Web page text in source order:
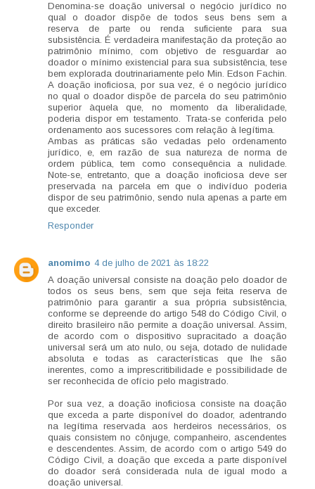
Denomina-se doação universal o negócio jurídico no
qual o doador dispõe de todos seus bens sem a
reserva de parte ou renda suficiente para sua
subsistência. É verdadeira manifestação da proteção ao
patrimônio mínimo, com objetivo de resguardar ao
doador o mínimo existencial para sua subsistência, tese
bem explorada doutrinariamente pelo Min. Edson Fachin.
A doação inoficiosa, por sua vez, é o negócio jurídico
no qual o doador dispõe de parcela do seu patrimônio
superior àquela que, no momento da liberalidade,
poderia dispor em testamento. Trata-se conferida pelo
ordenamento aos sucessores com relação à legítima.
Ambas as práticas são vedadas pelo ordenamento
jurídico, e, em razão de sua natureza de norma de
ordem pública, tem como consequência a nulidade.
Note-se, entretanto, que a doação inoficiosa deve ser
preservada na parcela em que o indivíduo poderia
dispor de seu patrimônio, sendo nula apenas a parte em
que exceder.
Responder
anomimo 4 de julho de 2021 às 18:22
A doação universal consiste na doação pelo doador de
todos os seus bens, sem que seja feita reserva de
patrimônio para garantir a sua própria subsistência,
conforme se depreende do artigo 548 do Código Civil, o
direito brasileiro não permite a doação universal. Assim,
de acordo com o dispositivo supracitado a doação
universal será um ato nulo, ou seja, dotado de nulidade
absoluta e todas as características que lhe são
inerentes, como a imprescritibilidade e possibilidade de
ser reconhecida de ofício pelo magistrado.
Por sua vez, a doação inoficiosa consiste na doação
que exceda a parte disponível do doador, adentrando
na legítima reservada aos herdeiros necessários, os
quais consistem no cônjuge, companheiro, ascendentes
e descendentes. Assim, de acordo com o artigo 549 do
Código Civil, a doação que exceda a parte disponível
do doador será considerada nula de igual modo a
doação universal.